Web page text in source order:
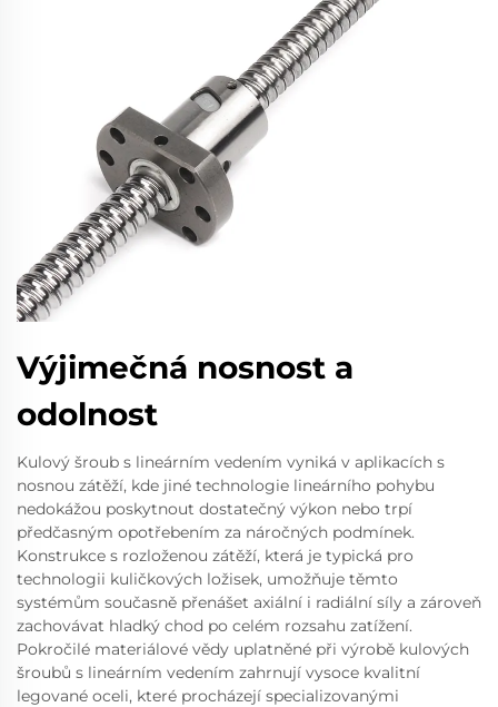
Výjimečná nosnost a
odolnost
Kulový šroub s lineárním vedením vyniká v aplikacích s
nosnou zátěží, kde jiné technologie lineárního pohybu
nedokážou poskytnout dostatečný výkon nebo trpí
předčasným opotřebením za náročných podmínek.
Konstrukce s rozloženou zátěží, která je typická pro
technologii kuličkových ložisek, umožňuje těmto
systémům současně přenášet axiální i radiální síly a zároveň
zachovávat hladký chod po celém rozsahu zatížení.
Pokročilé materiálové vědy uplatněné při výrobě kulových
šroubů s lineárním vedením zahrnují vysoce kvalitní
legované oceli, které procházejí specializovanými